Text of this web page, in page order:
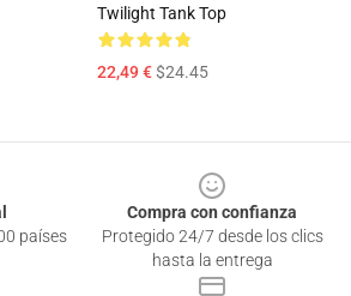
Twilight Tank Top
22,49 €$24.45
países
Compra con confianza
Protegido 24/7 desde los clics
hasta la entrega